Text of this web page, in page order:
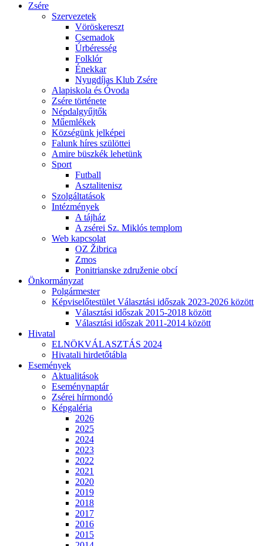
Zsére
Szervezetek
Vöröskereszt
Csemadok
Úrbéresség
Folklór
Énekkar
Nyugdíjas Klub Zsére
Alapiskola és Óvoda
Zsére története
Népdalgyűjtők
Műemlékek
Községünk jelképei
Falunk híres szülöttei
Amire büszkék lehetünk
Sport
Futball
Asztalitenisz
Szolgáltatások
Intézmények
A tájház
A zsérei Sz. Miklós templom
Web kapcsolat
OZ Žibrica
Zmos
Ponitrianske združenie obcí
Önkormányzat
Polgármester
Képviselőtestület Választási időszak 2023-2026 között
Választási időszak 2015-2018 között
Választási időszak 2011-2014 között
Hivatal
ELNÖKVÁLASZTÁS 2024
Hivatali hirdetőtábla
Események
Aktualitások
Eseménynaptár
Zsérei hírmondó
Képgaléria
2026
2025
2024
2023
2022
2021
2020
2019
2018
2017
2016
2015